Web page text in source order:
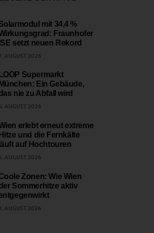
mit 34,4 %
Fraunhofer
ISE setzt neuen Rekord
AUGUST 2026
LOOP Supermarkt
München: Ein Gebäude,
nie zu Abfall wird
AUGUST 2026
erlebt erneut extreme
Hitze und die Fernkälte
läuft auf Hochtouren
AUGUST 2026
Zonen: Wie Wien
Sommerhitze aktiv
3. AUGUST 2026